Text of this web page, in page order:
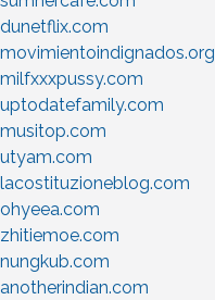
dunetflix.com
movimientoindignados.org
milfxxxpussy.com
uptodatefamily.com
musitop.com
utyam.com
lacostituzioneblog.com
ohyeea.com
zhitiemoe.com
nungkub.com
anotherindian.com